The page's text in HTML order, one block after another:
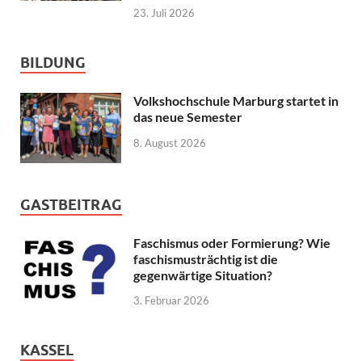
23. Juli 2026
BILDUNG
Volkshochschule Marburg startet in
das neue Semester
8. August 2026
GASTBEITRAG
Faschismus oder Formierung? Wie
faschismusträchtig ist die
gegenwärtige Situation?
3. Februar 2026
KASSEL